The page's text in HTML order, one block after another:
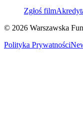
Zgłoś film
© 2026 Warszawska
Polityka Prywatności